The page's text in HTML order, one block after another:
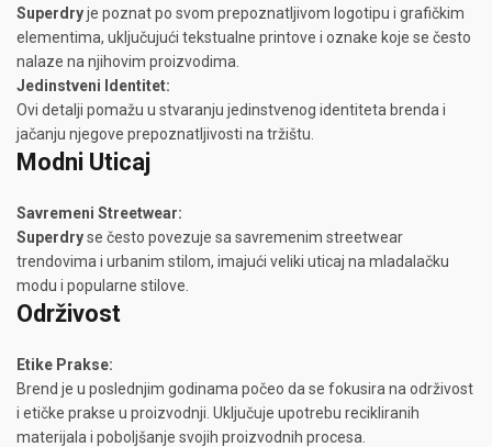
Superdryje poznat po svom prepoznatljivom logotipu i grafičkim
elementima, uključujući tekstualne printove i oznake koje se često
nalaze na njihovim proizvodima.
Jedinstveni Identitet:
Ovi detalji pomažu u stvaranju jedinstvenog identiteta brenda i
jačanju njegove prepoznatljivosti na tržištu.
Modni Uticaj
Savremeni Streetwear:
Superdryse često povezuje sa savremenim streetwear
trendovima i urbanim stilom, imajući veliki uticaj na mladalačku
modu i popularne stilove.
Održivost
Etike Prakse:
Brend je u poslednjim godinama počeo da se fokusira na održivost
i etičke prakse u proizvodnji. Uključuje upotrebu recikliranih
materijala i poboljšanje svojih proizvodnih procesa.